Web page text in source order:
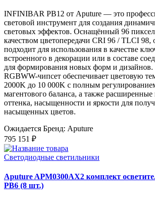
INFINIBAR PB12 от Aputure — это
световой инструмент для создания
световых эффектов. Оснащённый 96
качеством цветопередачи CRI 96 / TLCI 98,
подходит для использования в качестве
встроенного в декорации или в составе
для формирования новых форм и
RGBWW-чипсет обеспечивает цветовую
2000K до 10 000K с полным
магентового баланса, а также расширенные
оттенка, насыщенности и яркости для
насыщенных цветов.
Ожидается Бренд: Aputure
795 151 ₽
Светодиодные светильники
Aputure APM0300AX2 комплект
PB6 (8 шт.)